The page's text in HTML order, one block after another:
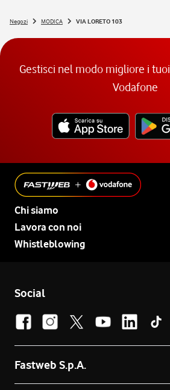
Negozi MODICA VIA LORETO 103
Gestisci nel modo migliore i
Vodafone
Chi siamo
Lavora con noi
Whistleblowing
Social
Fastweb S.p.A.